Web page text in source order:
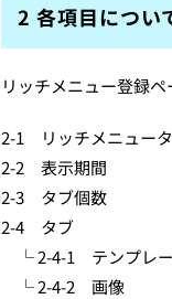
2 各項目につい
リッチメニュー登録
2-1 リッチメニュー
2-2 表示期間
2-3 タブ個数
2-4 タブ
└ 2-4-1 テンプレ
└ 2-4-2 画像